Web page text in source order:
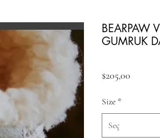
BEARPAW
GUMRUK
$205,00
Size *
Seç